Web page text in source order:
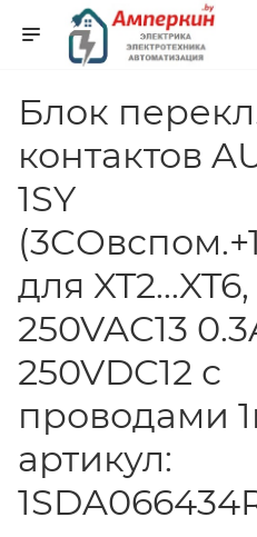
Блок
контактов
1SY
для
250VAC13
250VDC12 с
проводами
артикул: